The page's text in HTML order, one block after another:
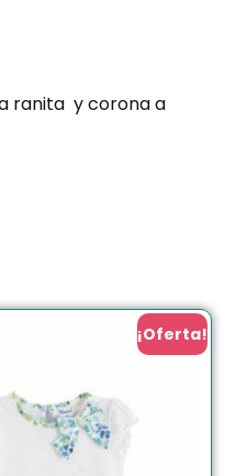
ranita y corona a
¡Oferta!